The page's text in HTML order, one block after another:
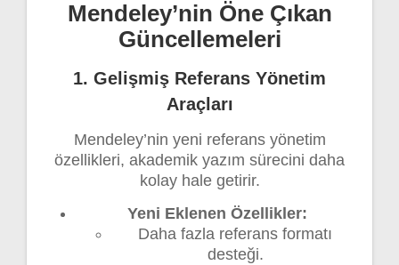
Mendeley’nin Öne Çıkan
Güncellemeleri
1. Gelişmiş Referans Yönetim
Araçları
Mendeley’nin yeni referans yönetim
özellikleri, akademik yazım sürecini daha
kolay hale getirir.
Yeni Eklenen Özellikler:
Daha fazla referans formatı
desteği.